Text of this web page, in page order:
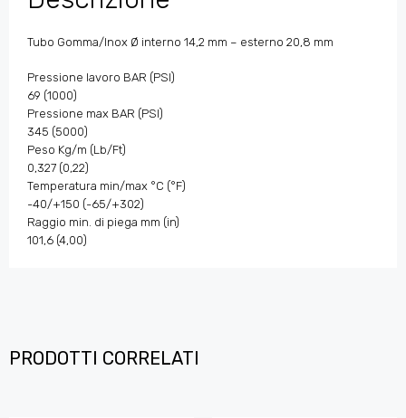
Tubo Gomma/Inox Ø interno 14,2 mm – esterno 20,8 mm
Pressione lavoro BAR (PSI)
69 (1000)
Pressione max BAR (PSI)
345 (5000)
Peso Kg/m (Lb/Ft)
0,327 (0,22)
Temperatura min/max °C (°F)
-40/+150 (-65/+302)
Raggio min. di piega mm (in)
101,6 (4,00)
PRODOTTI CORRELATI